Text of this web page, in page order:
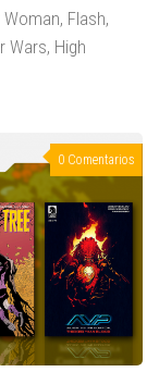
Flash,
Wars, High
0 Comentarios